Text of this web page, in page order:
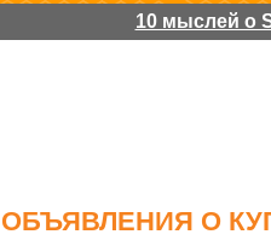
10 мыслей о
ОБЪЯВЛЕНИЯ О